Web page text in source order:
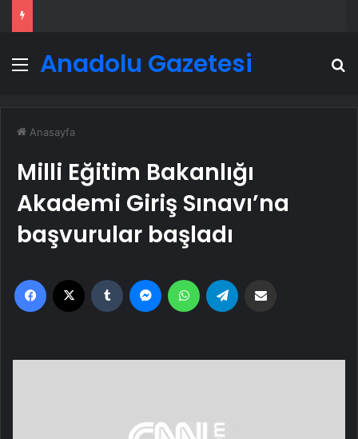
Menü
Anadolu Gazetesi
Anasayfa
Milli Eğitim Bakanlığı
Akademi Giriş Sınavı’na
başvurular başladı
Facebook Tumblr MessengerWhatsApp